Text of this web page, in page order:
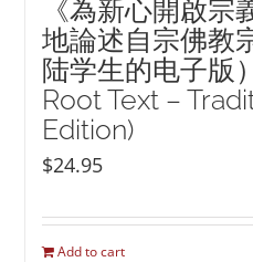
《為新心開啟宗
地論述自宗佛教
陆学生的电子版
Root Text –
Edition)
$24.95
Add to cart